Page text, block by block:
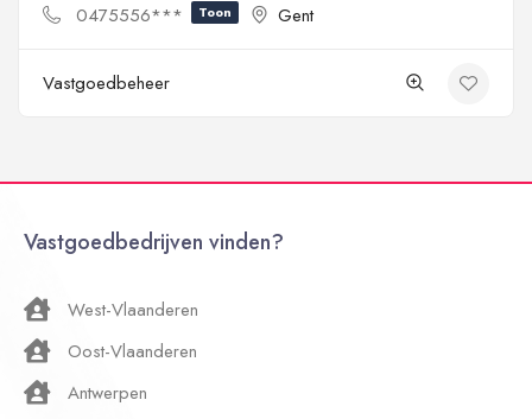
0475556***
Toon Gent
Vastgoedbeheer
Vastgoedbedrijven vinden?
West-Vlaanderen
Oost-Vlaanderen
Antwerpen